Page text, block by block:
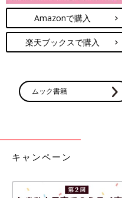
Amazonで購入
楽天ブックスで購入
ムック書籍
キャンペーン